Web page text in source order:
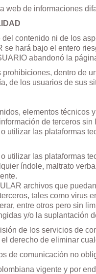
web de informaciones
contenido ni de los
hará bajo el entero
abandonó la
dentro de
de los usuarios de sus
elementos técnicos
de terceros
utilizar las plataformas
utilizar las plataformas
índole, maltrato
archivos que
tales como virus
entre otros pero sin
y/o la suplantación
de los servicios de
derecho de eliminar
de comunicación no
vigente y por